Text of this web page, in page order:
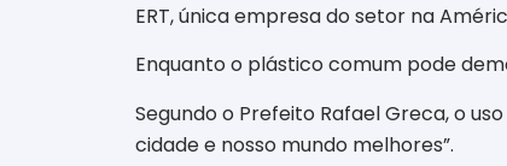
ERT, única empresa do setor na
Enquanto o plástico comum pode
Segundo o Prefeito Rafael Greca, o
cidade e nosso mundo melhores”.